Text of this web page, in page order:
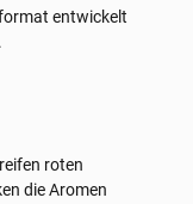
entwickelt
roten
die Aromen